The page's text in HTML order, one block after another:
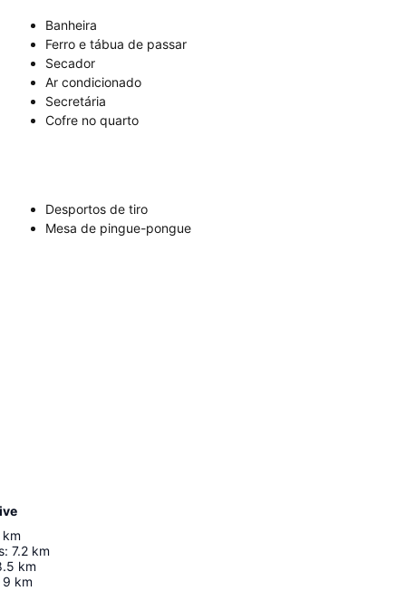
Banheira
Ferro e tábua de passar
Secador
Ar condicionado
Secretária
Cofre no quarto
Desportos de tiro
Mesa de pingue-pongue
km
: 7.2 km
km
9 km